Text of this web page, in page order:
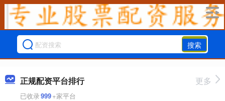
搜索
正规配资平台排行
已收录999+家平台
更多